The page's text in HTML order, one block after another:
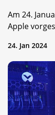
Am 24.
Apple
24. Jan 2024